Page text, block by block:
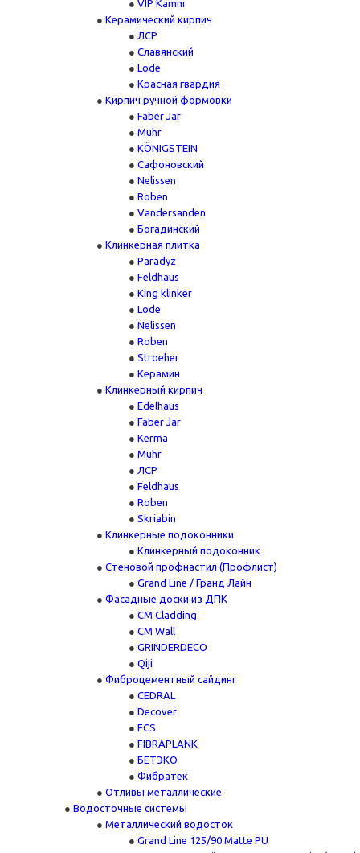
VIP Kamni
Керамический кирпич
ЛСР
Славянский
Lode
Красная гвардия
Кирпич ручной формовки
Faber Jar
Muhr
KÖNIGSTEIN
Сафоновский
Nelissen
Roben
Vandersanden
Богадинский
Клинкерная плитка
Paradyz
Feldhaus
King klinker
Lode
Nelissen
Roben
Stroeher
Керамин
Клинкерный кирпич
Edelhaus
Faber Jar
Kerma
Muhr
ЛСР
Feldhaus
Roben
Skriabin
Клинкерные подоконники
Клинкерный подоконник
Стеновой профнастил (Профлист)
Grand Line / Гранд Лайн
Фасадные доски из ДПК
CM Cladding
CM Wall
GRINDERDECO
Qiji
Фиброцементный сайдинг
CEDRAL
Decover
FCS
FIBRAPLANK
БЕТЭКО
Фибратек
Отливы металлические
Водосточные системы
Металлический водосток
Grand Line 125/90 Matte PU